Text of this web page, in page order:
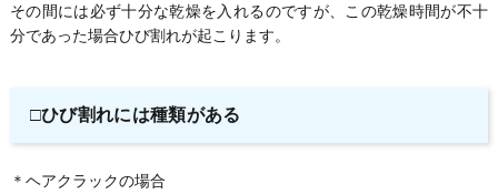
その間には必ず十分な乾燥を入れるのですが、この乾燥時間が不十
分であった場合ひび割れが起こります。
□ひび割れには種類がある
＊ヘアクラックの場合